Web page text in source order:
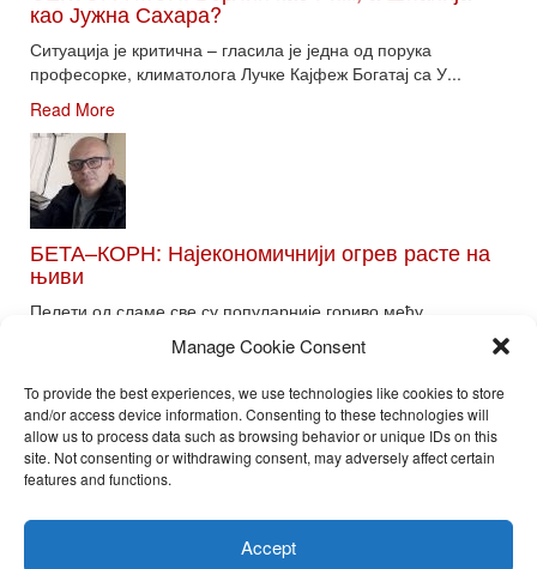
Manage Cookie Consent
To provide the best experiences, we use technologies like cookies to store
and/or access device information. Consenting to these technologies will
allow us to process data such as browsing behavior or unique IDs on this
site. Not consenting or withdrawing consent, may adversely affect certain
features and functions.
Accept
као Јужна Сахара?
Ситуација је критична – гласила је једна од порука
професорке, климатолога Лучке Кајфеж Богатај са У...
Read More
БЕТА–КОРН: Најекономичнији огрев расте на
њиви
Пелети од сламе све су популарније гориво међу
потрошачима. Главне препреке већoj производњи овог ог...
Toggle
Nira Press d.o.o.
Sadržaj ovog sajta je zakonom zaštićena intelektualna svojina